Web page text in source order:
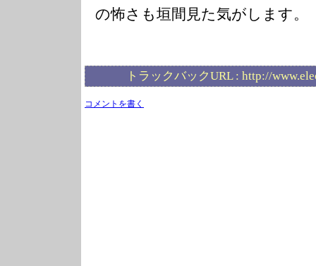
の怖さも垣間見た気がします。
トラックバックURL : http://
コメントを書く